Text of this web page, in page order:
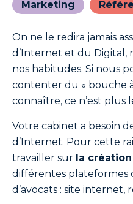
Marketing
On ne le redira jamais
d’Internet et du Digital,
nos habitudes. Si nous
contenter du « bouche
connaître, ce n’est plus
Votre cabinet a besoin
d’Internet. Pour cette
travailler sur la
différentes plateformes
d’avocats : site internet,